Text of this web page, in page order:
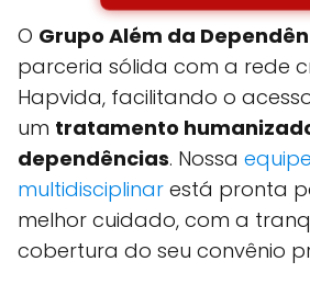
O Grupo Além da
parceria sólida com a rede
Hapvida, facilitando o
um tratamento
dependências. Nossa equipe
multidisciplinar está pronta
melhor cuidado, com a
cobertura do seu convênio